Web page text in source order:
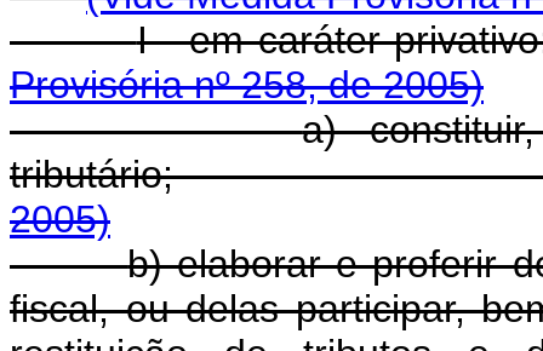
I - em
Provisória nº 258, de 2005)
a)
2005)
b) elaborar e proferir
fiscal, ou delas participar,